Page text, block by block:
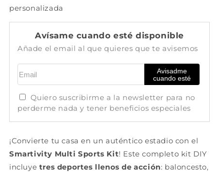
personalizada
Avísame cuando esté disponible
Añade el email al que quieres que te avisemos
Avisadme
cuando esté
Quiero suscribirme a la newsletter para no
perderme nada y tener beneficios especiales
¡Convierte tu casa en un auténtico estadio con el
Smartivity Multi Sports Kit! Este completo kit DIY
incluye tres deportes llenos de acción: baloncesto,